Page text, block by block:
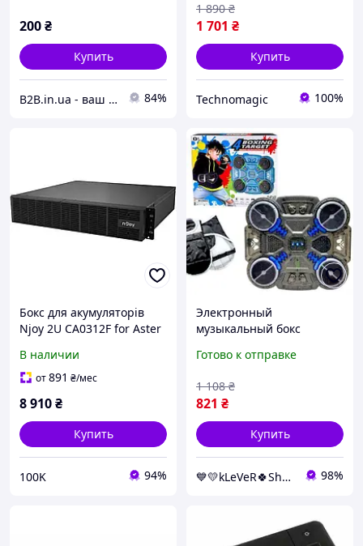
200₴
Купить
B2B.in.ua - ваш наджный партнер 84%
1 701 ₴
1 890 ₴
Купить
Technomagic 100%
Бокс для акумуляторів
Njoy 2U CA0312F for Aster
CG01B)
В наличии
от891 ₴/мес
8 910₴
Купить
100K 94%
Электронный
музыкальный бокс
аккумуляторе, в коробке
[tsi289924-ТSІ]
Готово к отправке
821 ₴
1 108 ₴
Купить
💙💛kLeVeR🍀Shop🍀 98%